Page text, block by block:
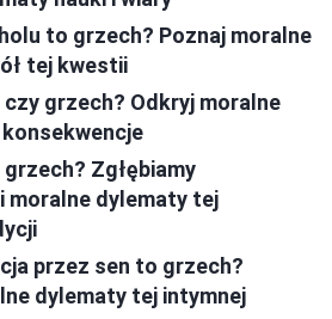
to grzech? Poznaj moralne
tej kwestii
czy grzech? Odkryj moralne
Zgłębiamy
moralne dylematy tej
przez sen to grzech?
dylematy tej intymnej